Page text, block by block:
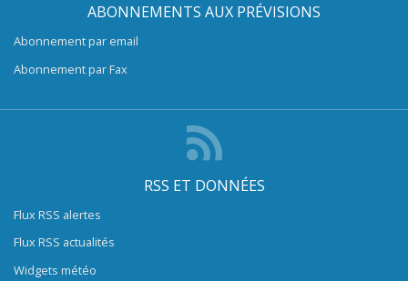
ABONNEMENTS AUX PRÉVISIONS
Abonnement par email
Abonnement par Fax
RSS ET DONNÉES
Flux RSS alertes
Flux RSS actualités
Widgets météo